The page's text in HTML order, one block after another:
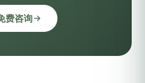
费咨询